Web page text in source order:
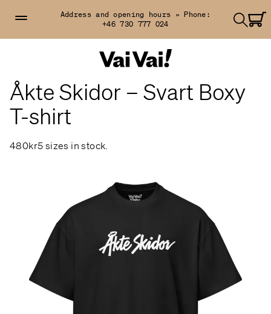
Address and opening hours » Phone:
+46 730 777 024
Åkte Skidor – Svart Boxy
T-shirt
480kr5 sizes in stock.